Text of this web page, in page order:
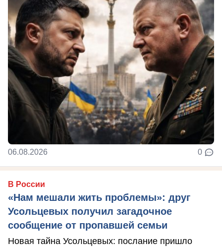
06.08.2026 0
В России
«Нам мешали жить проблемы»: друг
Усольцевых получил загадочное
сообщение от пропавшей семьи
Новая тайна Усольцевых: послание пришло